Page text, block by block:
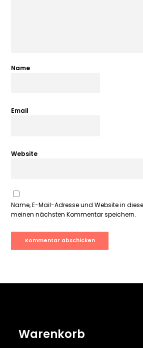
Name
Email
Website
Name, E-Mail-Adresse und Website in
meinen nächsten Kommentar speichern.
Warenkorb